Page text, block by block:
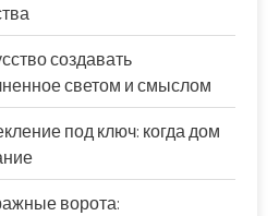
создавать
светом и смыслом
под ключ: когда дом
ворота: